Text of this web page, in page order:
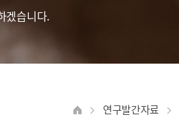
겠습니다.
연구발간자료